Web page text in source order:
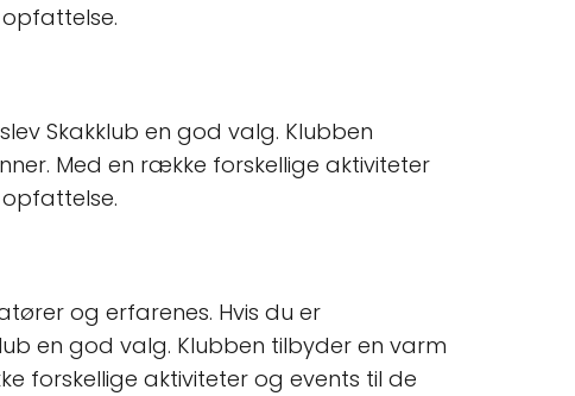
Skakklub en god valg. Klubben
Med en række forskellige aktiviteter
og erfarenes. Hvis du er
en god valg. Klubben tilbyder en varm
forskellige aktiviteter og events til de